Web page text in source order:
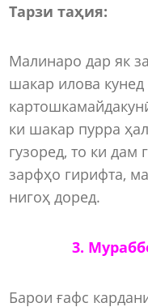
Тарзи таҳия:
Малинаро дар як
шакар илова
ки шакар пурра
гузоред, то ки
зарфҳо гирифта,
нигоҳ доред.
3.
Барои ғафс